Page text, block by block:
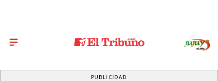
PUBLICIDAD